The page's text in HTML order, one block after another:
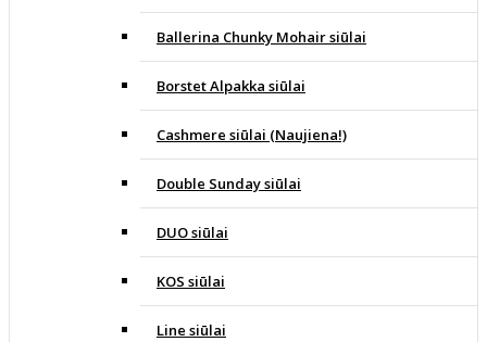
Ballerina Chunky Mohair siūlai
Borstet Alpakka siūlai
Cashmere siūlai (Naujiena!)
Double Sunday siūlai
DUO siūlai
KOS siūlai
Line siūlai